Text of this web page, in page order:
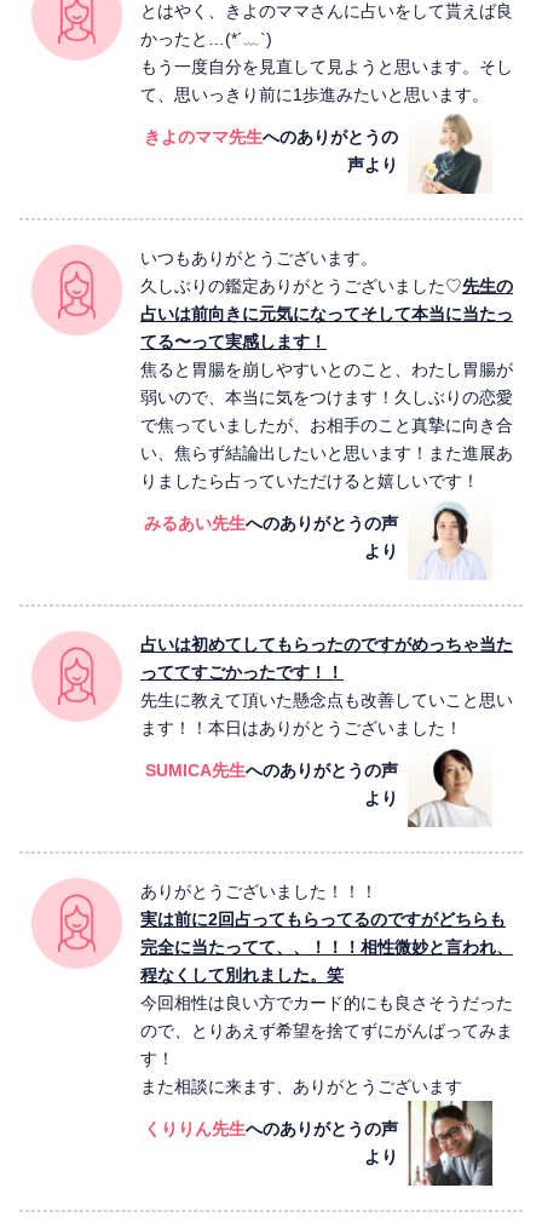
とはやく、きよのママさんに占いをして貰えば良
かったと…(*´﹏`)
もう一度自分を見直して見ようと思います。そし
て、思いっきり前に1歩進みたいと思います。
きよのママ先生へのありがとうの
声より
いつもありがとうございます。
久しぶりの鑑定ありがとうございました♡先生の
占いは前向きに元気になってそして本当に当たっ
てる〜って実感します！
焦ると胃腸を崩しやすいとのこと、わたし胃腸が
弱いので、本当に気をつけます！久しぶりの恋愛
で焦っていましたが、お相手のこと真摯に向き合
い、焦らず結論出したいと思います！また進展あ
りましたら占っていただけると嬉しいです！
みるあい先生へのありがとうの声
より
占いは初めてしてもらったのですがめっちゃ当た
っててすごかったです！！
先生に教えて頂いた懸念点も改善していこと思い
ます！！本日はありがとうございました！
SUMICA先生へのありがとうの声
より
ありがとうございました！！！
実は前に2回占ってもらってるのですがどちらも
完全に当たってて、、！！！相性微妙と言われ、
程なくして別れました。笑
今回相性は良い方でカード的にも良さそうだった
ので、とりあえず希望を捨てずにがんばってみま
す！
また相談に来ます、ありがとうございます
くりりん先生へのありがとうの声
より